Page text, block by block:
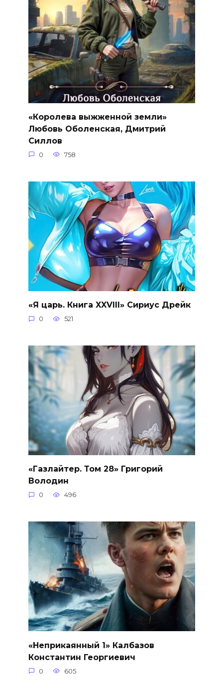
«Королева выжженной земли»
Любовь Оболенская, Дмитрий
Силлов
0 758
«Я царь. Книга XXVIII» Сириус Дрейк
0 521
«Газлайтер. Том 28» Григорий
Володин
0 496
«Неприкаянный 1» Калбазов
Константин Георгиевич
0 605